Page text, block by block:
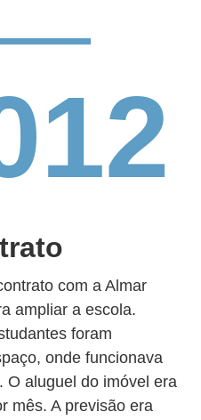
com a Almar
ampliar a escola.
foram
onde funcionava
O aluguel do imóvel era
mês. A previsão era